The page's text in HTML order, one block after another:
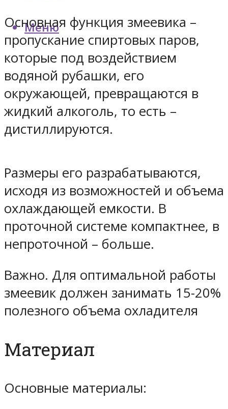
Меню
Основная функция змеевика –
пропускание спиртовых паров,
которые под воздействием
водяной рубашки, его
окружающей, превращаются в
жидкий алкоголь, то есть –
дистиллируются.
Размеры его разрабатываются,
исходя из возможностей и объема
охлаждающей емкости. В
проточной системе компактнее, в
непроточной – больше.
Важно. Для оптимальной работы
змеевик должен занимать 15-20%
полезного объема охладителя
Материал
Основные материалы: